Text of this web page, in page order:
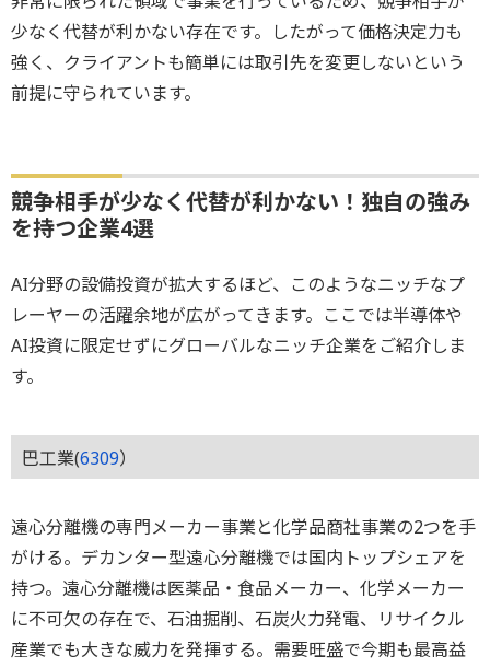
少なく代替が利かない存在です。したがって価格決定力も
強く、クライアントも簡単には取引先を変更しないという
前提に守られています。
競争相手が少なく代替が利かない！独自の強み
を持つ企業4選
AI分野の設備投資が拡大するほど、このようなニッチなプ
レーヤーの活躍余地が広がってきます。ここでは半導体や
AI投資に限定せずにグローバルなニッチ企業をご紹介しま
す。
巴工業(6309）
遠心分離機の専門メーカー事業と化学品商社事業の2つを手
がける。デカンター型遠心分離機では国内トップシェアを
持つ。遠心分離機は医薬品・食品メーカー、化学メーカー
に不可欠の存在で、石油掘削、石炭火力発電、リサイクル
産業でも大きな威力を発揮する。需要旺盛で今期も最高益